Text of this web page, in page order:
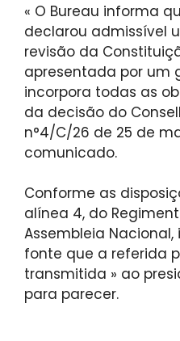
« O Bureau informa
declarou admissível
revisão da
apresentada por um
incorpora todas as
da decisão do
n°4/C/26 de 25 de
comunicado.
Conforme as
alínea 4, do
Assembleia
fonte que a referida
transmitida » ao
para parecer.